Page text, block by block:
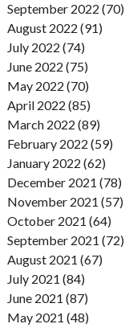
September 2022 (70)
August 2022 (91)
July 2022 (74)
June 2022 (75)
May 2022 (70)
April 2022 (85)
March 2022 (89)
February 2022 (59)
January 2022 (62)
December 2021 (78)
November 2021 (57)
October 2021 (64)
September 2021 (72)
August 2021 (67)
July 2021 (84)
June 2021 (87)
May 2021 (48)